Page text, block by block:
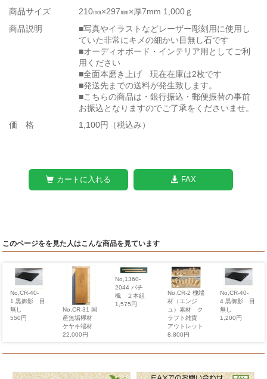
商品サイズ
210㎜×297㎜×厚7mm 1,000ｇ
商品説明
■写真やイラストなどレーザー彫刻用に使用し
ていた非常にキメの細かい目無し石です
■オーディオボード・インテリア用としてご利
用ください
■全面本磨き上げ 現在在庫は2枚です
■発送先までの送料が発生致します。
■こちらの商品は・銀行振込・郵便振替の事前
お振込となりますのでご了承をくださいませ。
価 格
1,100円（税込み）
カートに入れる FAX
このページをを見た人はこんな商品を見ています
No,CR-40-
1 黒御影 目
無し
550円
No,CR-31 国
産無垢欅材
ケヤキ端材
22,000円
No,1360-
2044 バチ
楓 ２本組
1,575円
No,CR-2 槐端
材（エンジ
ュ）素材 ク
ラフト雑貨
アウトレット
8,800円
No,CR-40-
4 黒御影 目
無し
1,200円